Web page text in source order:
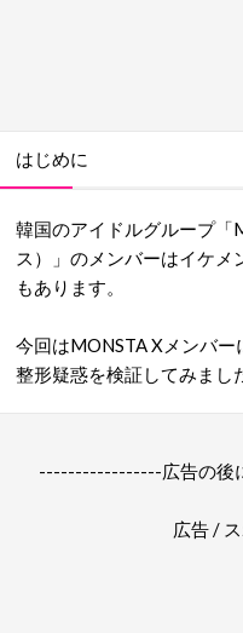
はじめに
韓国のアイドルグループ「
ス）」のメンバーはイケ
もあります。
今回はMONSTA Xメンバ
整形疑惑を検証してみまし
-----------------広告の後
広告 /